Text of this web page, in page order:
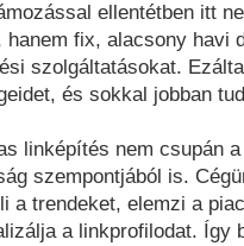
ellentétben itt
hanem fix, alacsony havi
szolgáltatásokat.
és sokkal jobban
linképítés nem csupán
szempontjából is.
a trendeket, elemzi a
a linkprofilodat. Így